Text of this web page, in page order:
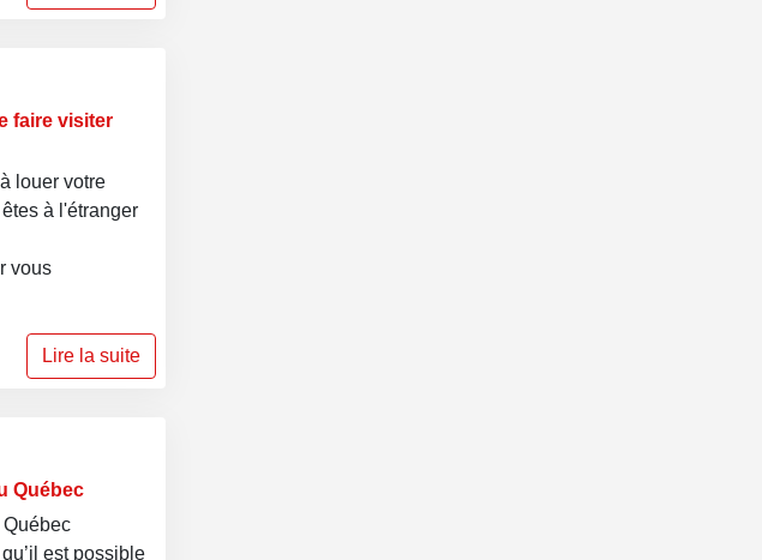
Lire la suite
faire visiter
louer votre
à l'étranger
vous
Québec
Québec
est possible